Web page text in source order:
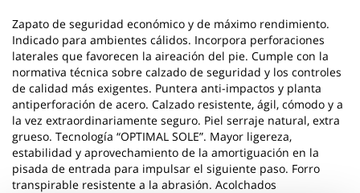
Zapato de seguridad económico y de máximo rendimiento.
Indicado para ambientes cálidos. Incorpora perforaciones
laterales que favorecen la aireación del pie. Cumple con la
normativa técnica sobre calzado de seguridad y los controles
de calidad más exigentes. Puntera anti-impactos y planta
antiperforación de acero. Calzado resistente, ágil, cómodo y a
la vez extraordinariamente seguro. Piel serraje natural, extra
grueso. Tecnología “OPTIMAL SOLE”. Mayor ligereza,
estabilidad y aprovechamiento de la amortiguación en la
pisada de entrada para impulsar el siguiente paso. Forro
transpirable resistente a la abrasión. Acolchados
de
imágenes